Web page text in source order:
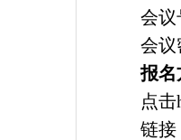
会议
会议
报名
点击
链接